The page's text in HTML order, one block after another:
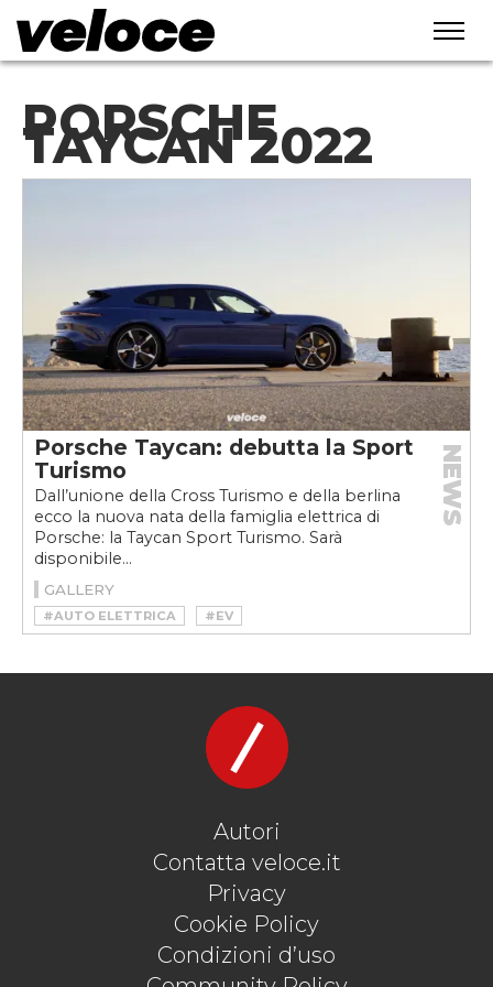
PORSCHE
TAYCAN 2022
Porsche Taycan: debutta la Sport
Turismo
Dall’unione della Cross Turismo e della berlina
ecco la nuova nata della famiglia elettrica di
Porsche: la Taycan Sport Turismo. Sarà
disponibile...
NEWS
GALLERY
#AUTO ELETTRICA
#EV
#PORSCHE ELETTRICA
#PORSCHE TAYCAN
#PORSCHE TAYCAN SPORT TURISMO 4S
#PORSCHE TAYCAN SPORT TURISMO GTS
#PORSCHE TAYCAN SPORT TURISMO TURBO
#PORSCHE TAYCAN SPORT TURISMO TURBO S
Autori
Contatta veloce.it
Privacy
Cookie Policy
Condizioni d’uso